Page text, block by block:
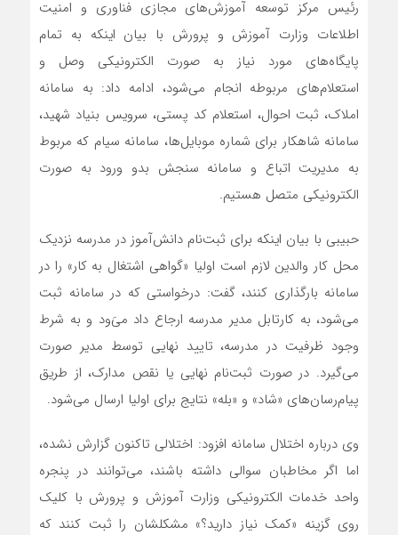
رئیس مرکز توسعه آموزش‌های مجازی فناوری و امنیت
اطلاعات وزارت آموزش و پرورش با بیان اینکه به تمام
پایگاه‌های مورد نیاز به صورت الکترونیکی وصل و
استعلام‌های مربوطه انجام می‌شود، ادامه داد: به سامانه
املاک، ثبت احوال، استعلام کد پستی، سرویس بنیاد شهید،
سامانه شاهکار برای شماره موبایل‌ها، سامانه سیام که مربوط
به مدیریت اتباع و سامانه سنجش بدو ورود به صورت
الکترونیکی متصل هستیم.
حبیبی با بیان اینکه برای ثبت‌نام دانش‌آموز در مدرسه نزدیک
محل کار والدین لازم است اولیا «گواهی اشتغال به کار» را در
سامانه بارگذاری کنند، گفت: درخواستی که در سامانه ثبت
می‌شود، به کارتابل مدیر مدرسه ارجاع داد می‌َود و به شرط
وجود ظرفیت در مدرسه، تایید نهایی توسط مدیر صورت
می‌گیرد. در صورت ثبت‌نام نهایی یا نقص مدارک، از طریق
پیام‌رسان‌های «شاد» و «بله» نتایج برای اولیا ارسال می‌شود.
وی درباره اختلال سامانه افزود: اختلالی تاکنون گزارش نشده،
اما اگر مخاطبان سوالی داشته باشند، می‌توانند در پنجره
واحد خدمات الکترونیکی وزارت آموزش و پرورش با کلیک
روی گزینه «کمک نیاز دارید؟» مشکلشان را ثبت کنند که